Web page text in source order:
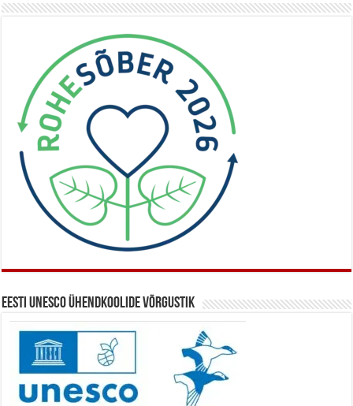
Eesti UNESCO ühendkoolide võrgustik